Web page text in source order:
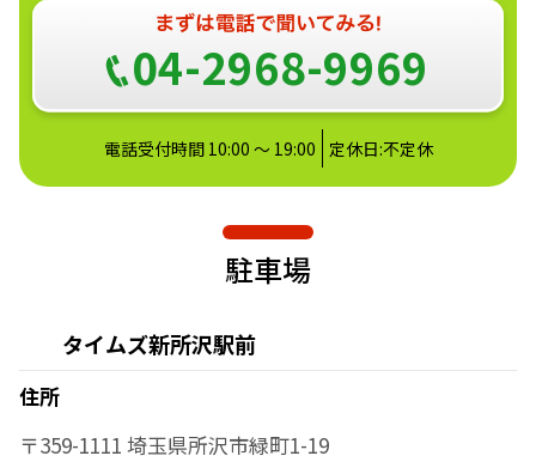
04-2968-9969
電話受付時間 10:00 ～ 19:00 定休日:不定休
駐車場
タイムズ新所沢駅前
住所
〒359-1111 埼玉県所沢市緑町1-19